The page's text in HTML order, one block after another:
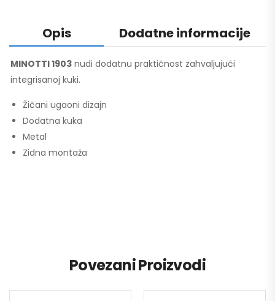
Opis Dodatne informacije
MINOTTI 1903 nudi dodatnu praktičnost zahvaljujući
integrisanoj kuki.
Žičani ugaoni dizajn
Dodatna kuka
Metal
Zidna montaža
Povezani Proizvodi